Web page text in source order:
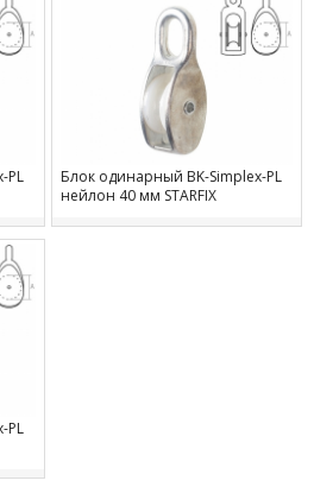
PL
Блок одинарный BK-Simplex-PL
нейлон 40 мм STARFIX
PL